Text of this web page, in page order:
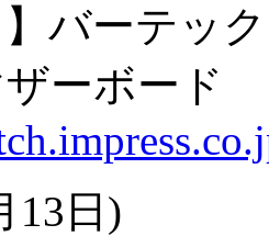
】バーテッ
ーボード
13日)